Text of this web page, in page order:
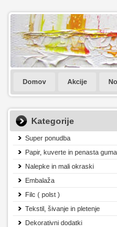
Domov Akcije
Kategorije
Super ponudba
Papir, kuverte in penasta guma
Nalepke in mali okraski
Embalaža
Filc ( polst )
Tekstil, šivanje in pletenje
Dekorativni dodatki